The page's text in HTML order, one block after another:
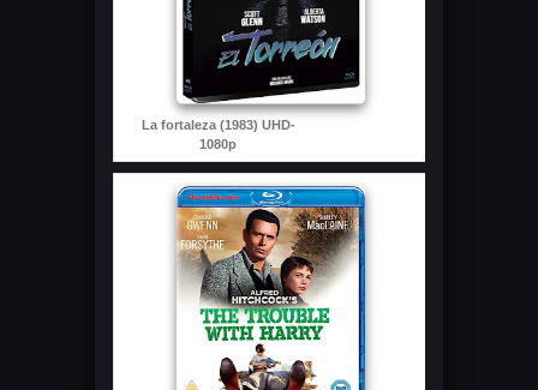
La fortaleza (1983) UHD-
1080p